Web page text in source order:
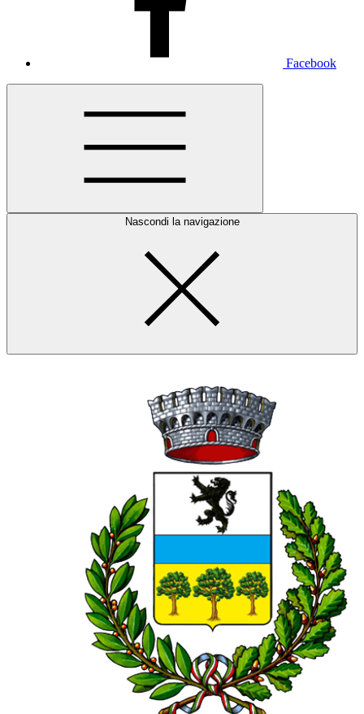
Facebook
Nascondi la navigazione